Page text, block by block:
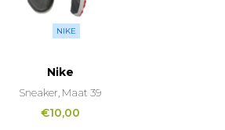
NIKE
Nike
Sneaker, Maat 39
€10,00